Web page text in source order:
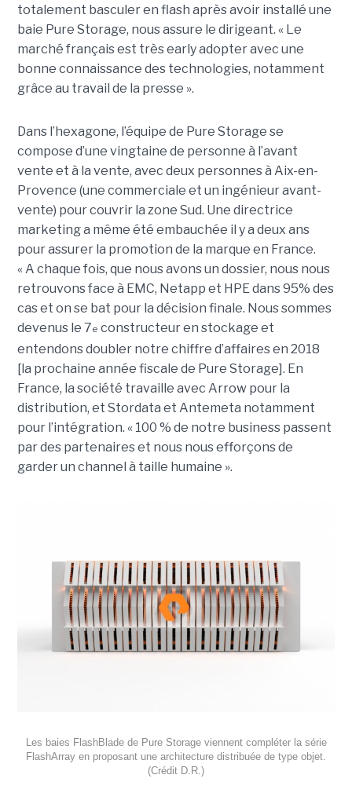
totalement basculer en flash après avoir installé une
baie Pure Storage, nous assure le dirigeant. « Le
marché français est très early adopter avec une
bonne connaissance des technologies, notamment
grâce au travail de la presse ».
Dans l’hexagone, l’équipe de Pure Storage se
compose d’une vingtaine de personne à l’avant
vente et à la vente, avec deux personnes à Aix-en-
Provence (une commerciale et un ingénieur avant-
vente) pour couvrir la zone Sud. Une directrice
marketing a même été embauchée il y a deux ans
pour assurer la promotion de la marque en France.
« A chaque fois, que nous avons un dossier, nous nous
retrouvons face à EMC, Netapp et HPE dans 95% des
cas et on se bat pour la décision finale. Nous sommes
devenus le 7e constructeur en stockage et
entendons doubler notre chiffre d’affaires en 2018
[la prochaine année fiscale de Pure Storage]. En
France, la société travaille avec Arrow pour la
distribution, et Stordata et Antemeta notamment
pour l’intégration. « 100 % de notre business passent
par des partenaires et nous nous efforçons de
garder un channel à taille humaine ».
Les baies FlashBlade de Pure Storage viennent compléter la série
FlashArray en proposant une architecture distribuée de type objet.
(Crédit D.R.)